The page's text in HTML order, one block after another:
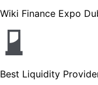
Wiki Finance Expo
Best Liquidity